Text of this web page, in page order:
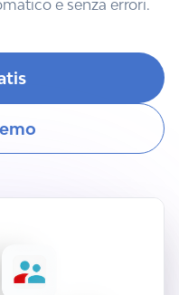
e senza errori.